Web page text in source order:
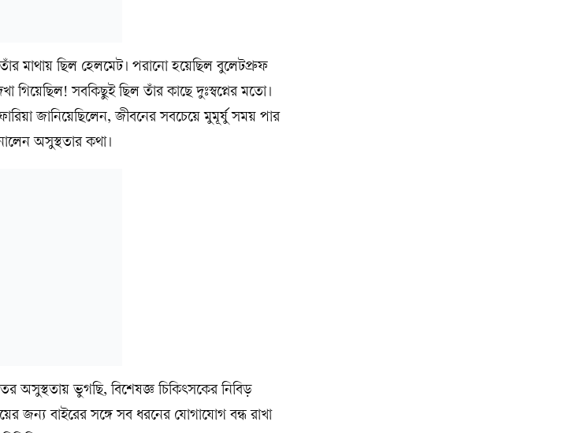
মাথায় ছিল হেলমেট। পরানো হয়েছিল বুলেটপ্রুফ
সবকিছুই ছিল তাঁর কাছে দুঃস্বপ্নের মতো।
জানিয়েছিলেন, জীবনের সবচেয়ে মুমূর্ষু সময় পার
অসুস্থতার কথা।
অসুস্থতায় ভুগছি, বিশেষজ্ঞ চিকিৎসকের নিবিড়
জন্য বাইরের সঙ্গে সব ধরনের যোগাযোগ বন্ধ রাখা